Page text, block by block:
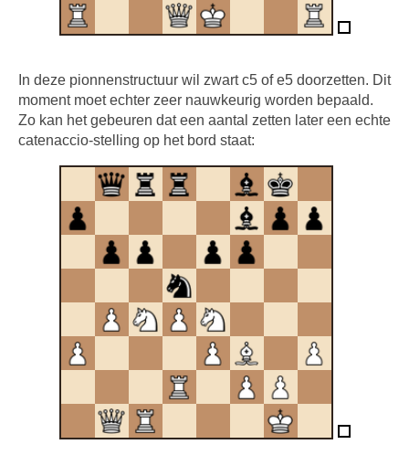
In deze pionnenstructuur wil zwart c5 of e5 doorzetten. Dit
moment moet echter zeer nauwkeurig worden bepaald.
Zo kan het gebeuren dat een aantal zetten later een echte
catenaccio-stelling op het bord staat: